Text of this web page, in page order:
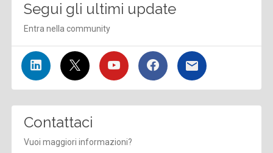
Segui gli ultimi update
Entra nella community
Contattaci
Vuoi maggiori informazioni?